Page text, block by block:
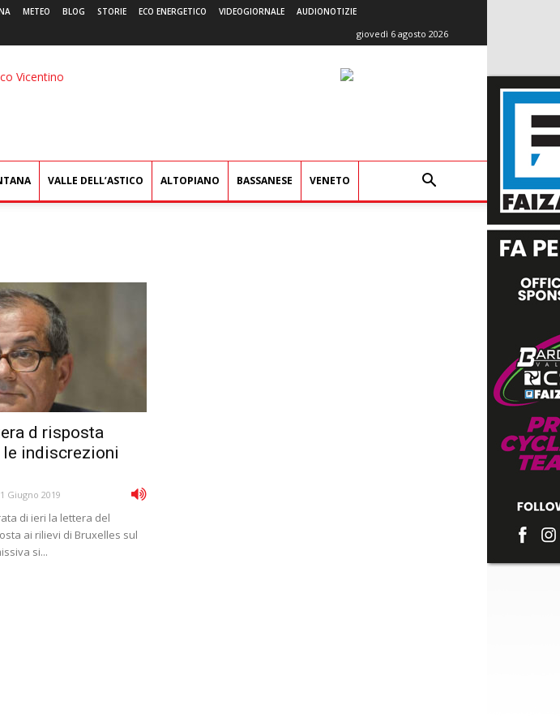
METEO BLOG STORIE ECO ENERGETICO VIDEOGIORNALE AUDIONOTIZIE
giovedì 6 agosto 2026
L'Eco
VALLE DELL’ASTICO ALTOPIANO BASSANESE VENETO
d risposta
le indiscrezioni
1 Giugno 2019
di ieri la lettera del
ai rilievi di Bruxelles sul
si...